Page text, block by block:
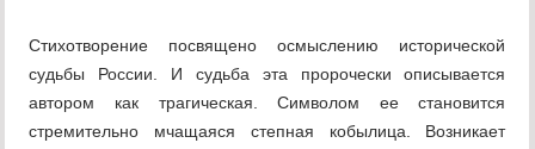
Стихотворение посвящено осмыслению исторической
судьбы России. И судьба эта пророчески описывается
автором как трагическая. Символом ее становится
стремительно мчащаяся степная кобылица. Возникает